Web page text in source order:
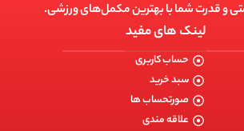
Et vestibulum
و قدرت شما با بهترین مکمل‌های ورزشی.
لینک های مفید
حساب کاربری
سبد خرید
صورتحساب ها
علاقه مندی